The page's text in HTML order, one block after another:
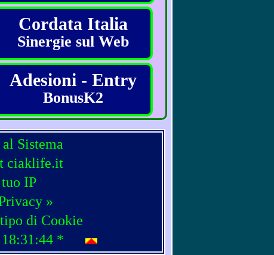
Cordata Italia
Sinergie sul Web
Adesioni - Entry
BonusK2
Sistema
ciaklife.it
IP
»
di Cookie
*